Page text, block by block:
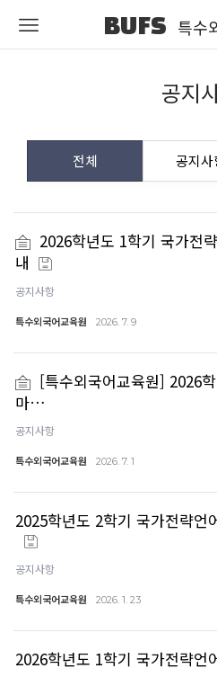
BUFS 특수
공지
전체 공지사
2026학년도 1학기 국가전
내
공지사항
특수외국어교육원 2026. 7. 9
[특수외국어교육원] 2026
마…
공지사항
특수외국어교육원 2026. 7. 1
2025학년도 2학기 국가전략언
공지사항
특수외국어교육원 2026. 1. 23
2026학년도 1학기 국가전략